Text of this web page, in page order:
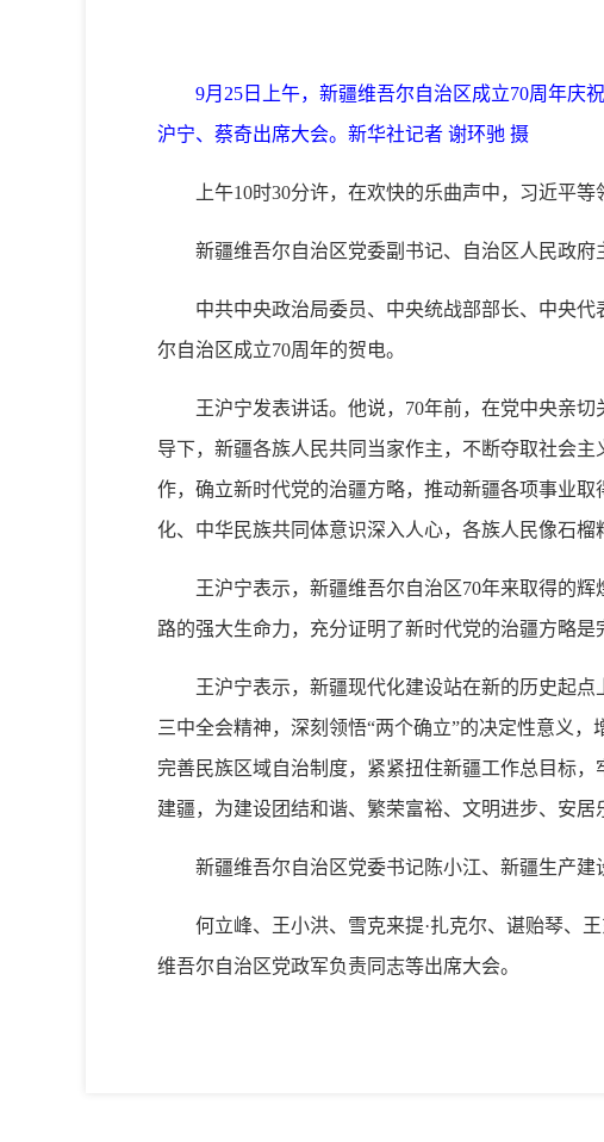
9月25日上午，新疆维吾尔自治区成立70周年庆
沪宁、蔡奇出席大会。新华社记者 谢环驰 摄
上午10时30分许，在欢快的乐曲声中，习近平
新疆维吾尔自治区党委副书记、自治区人民政府
中共中央政治局委员、中央统战部部长、中央
尔自治区成立70周年的贺电。
王沪宁发表讲话。他说，70年前，在党中央亲
导下，新疆各族人民共同当家作主，不断夺取社会
作，确立新时代党的治疆方略，推动新疆各项事业
化、中华民族共同体意识深入人心，各族人民像石
王沪宁表示，新疆维吾尔自治区70年来取得的
路的强大生命力，充分证明了新时代党的治疆方略是
王沪宁表示，新疆现代化建设站在新的历史起
三中全会精神，深刻领悟“两个确立”的决定性意义
完善民族区域自治制度，紧紧扭住新疆工作总目标
建疆，为建设团结和谐、繁荣富裕、文明进步、安
新疆维吾尔自治区党委书记陈小江、新疆生产建
何立峰、王小洪、雪克来提·扎克尔、谌贻琴、
维吾尔自治区党政军负责同志等出席大会。